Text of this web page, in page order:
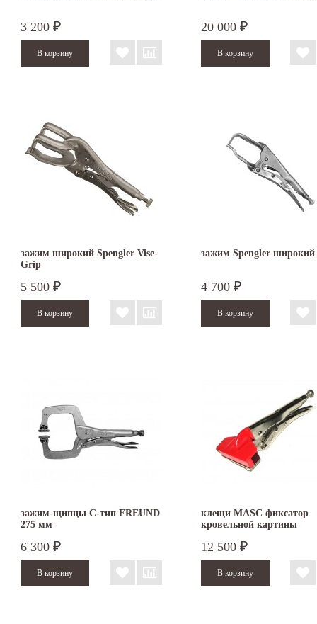
3 200 ₽ 20 000 ₽
зажим широкий Spengler Vise-
Grip
5 500 ₽
зажим Spengler широкий
4 700 ₽
зажим-щипцы С-тип FREUND
275 мм
6 300 ₽
клещи MASC фиксатор
кровельной картины
12 500 ₽